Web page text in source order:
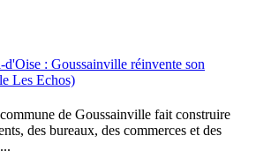
de Goussainville fait construire
des bureaux, des commerces et des